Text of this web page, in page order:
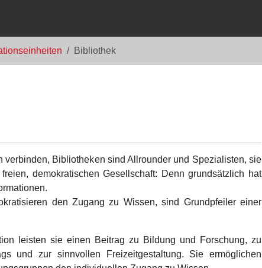
Bibliothek
Bibliotheken sind Allrounder und Spezialisten, sie
demokratischen Gesellschaft: Denn grundsätzlich hat
den Zugang zu Wissen, sind Grundpfeiler einer
leisten sie einen Beitrag zu Bildung und Forschung, zu
und zur sinnvollen Freizeitgestaltung. Sie ermöglichen